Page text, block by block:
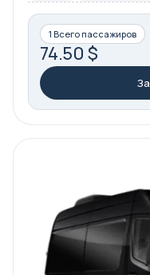
1 Всего пассажиров
74.50 $